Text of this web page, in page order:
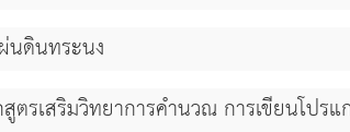
นดินทระนง
ตรเสริมวิทยาการคำนวณ การเขียนโปร